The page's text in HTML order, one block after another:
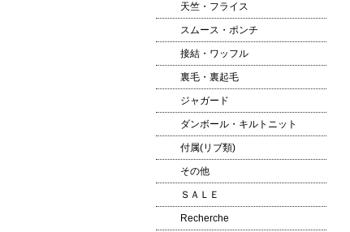
天竺・フライス
スムース・ポンチ
接結・ワッフル
裏毛・裏起毛
ジャガード
ダンボール・キルトニット
付属(リブ類)
その他
ＳＡＬＥ
Recherche